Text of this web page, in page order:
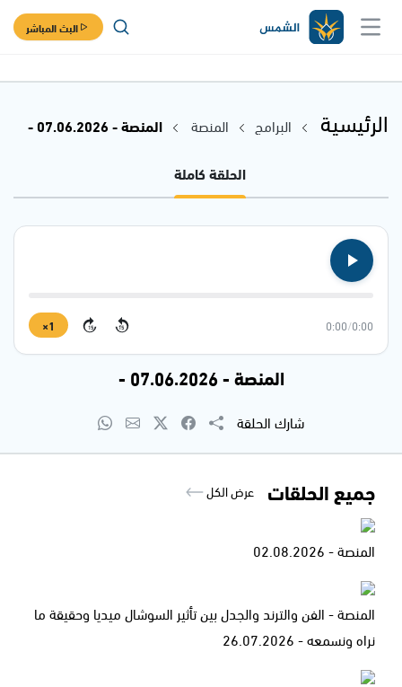
البث المباشر
الرئيسية البرامج المنصة
المنصة - 07.06.2026 -
الحلقة كاملة
0:00
/
0:00
15
15
1×
المنصة - 07.06.2026 -
شارك الحلقة
جميع الحلقات عرض الكل
المنصة - 02.08.2026
المنصة - الفن والترند والجدل بين تأثير السوشال ميديا وحقيقة ما
نراه ونسمعه - 26.07.2026